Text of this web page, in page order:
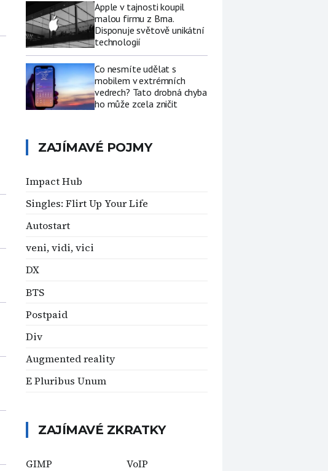
Apple v tajnosti koupil
malou firmu z Brna.
Disponuje světově unikátní
technologií
Co nesmíte udělat s
mobilem v extrémních
vedrech? Tato drobná chyba
ho může zcela zničit
ZAJÍMAVÉ POJMY
Impact Hub
Singles: Flirt Up Your Life
Autostart
veni, vidi, vici
DX
BTS
Postpaid
Div
Augmented reality
E Pluribus Unum
ZAJÍMAVÉ ZKRATKY
GIMP
VoIP